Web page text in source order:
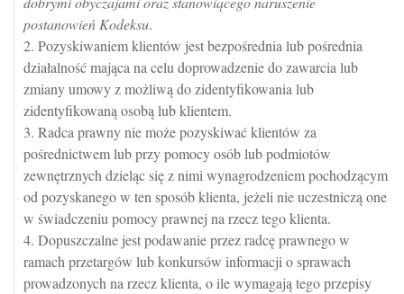
postanowień Kodeksu.
2. Pozyskiwaniem klientów jest bezpośrednia lub pośrednia
działalność mająca na celu doprowadzenie do zawarcia lub
zmiany umowy z możliwą do zidentyfikowania lub
zidentyfikowaną osobą lub klientem.
3. Radca prawny nie może pozyskiwać klientów za
pośrednictwem lub przy pomocy osób lub podmiotów
zewnętrznych dzieląc się z nimi wynagrodzeniem pochodzącym
od pozyskanego w ten sposób klienta, jeżeli nie uczestniczą one
w świadczeniu pomocy prawnej na rzecz tego klienta.
4. Dopuszczalne jest podawanie przez radcę prawnego w
ramach przetargów lub konkursów informacji o sprawach
prowadzonych na rzecz klienta, o ile wymagają tego przepisy